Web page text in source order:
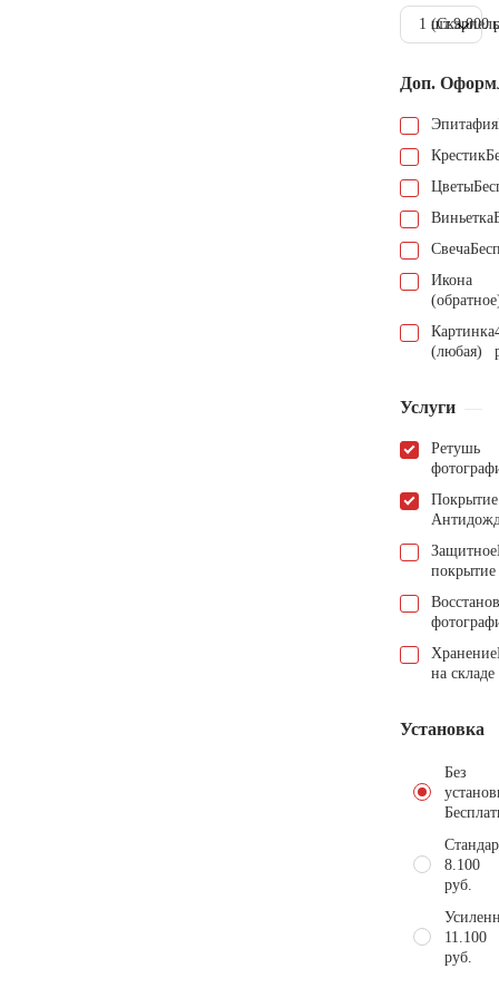
1 шт.9.000
Доп.
Эпитафия
Крестик
Цветы
Виньетка
Свеча
Икона
Картинка
(любая)
Услуги
Ретушь
Покрытие
Защитное
покрытие
Хранение
на складе
Установка
Без
8.100
руб.
11.100
руб.